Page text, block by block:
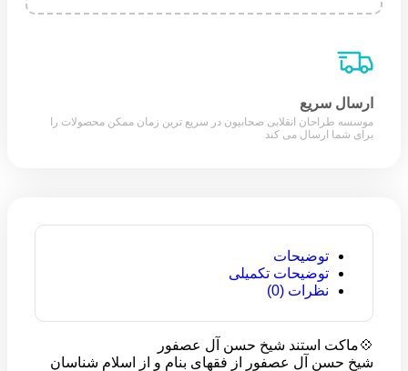
ارسال سریع
موسسه طراحان انقلابی صحابیون در سریع ترین زمان ممکن محصولات را
برای شما ارسال می کند
توضیحات
توضیحات تکمیلی
نظرات (0)
💠ماکت استند شیخ حسن آل عصفور
شیخ حسن آل عصفور از فقهای بنام و از اسلام شناسان